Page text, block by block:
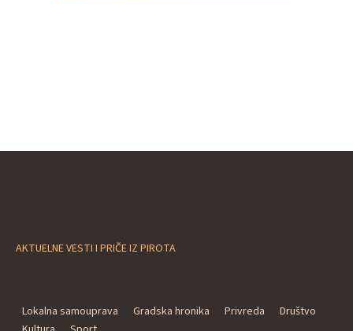
AKTUELNE VESTI I PRIČE IZ PIROTA
Lokalna samouprava Gradska hronika Privreda
Društvo